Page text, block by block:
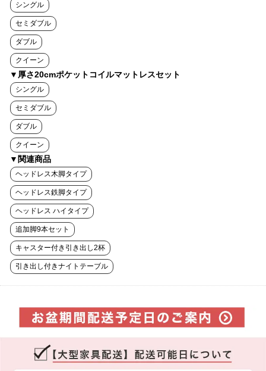
シングル
セミダブル
ダブル
クイーン
▼厚さ20cmポケットコイルマットレスセット
シングル
セミダブル
ダブル
クイーン
▼関連商品
ヘッドレス木脚タイプ
ヘッドレス鉄脚タイプ
ヘッドレス ハイタイプ
追加脚9本セット
キャスター付き引き出し2杯
引き出し付きナイトテーブル